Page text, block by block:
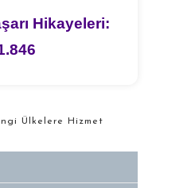
Hikayeleri:
Ülkelere Hizmet